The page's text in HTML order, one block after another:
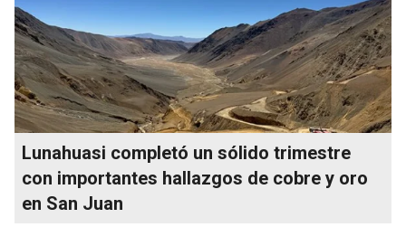
Lunahuasi completó un sólido trimestre
con importantes hallazgos de cobre y oro
en San Juan